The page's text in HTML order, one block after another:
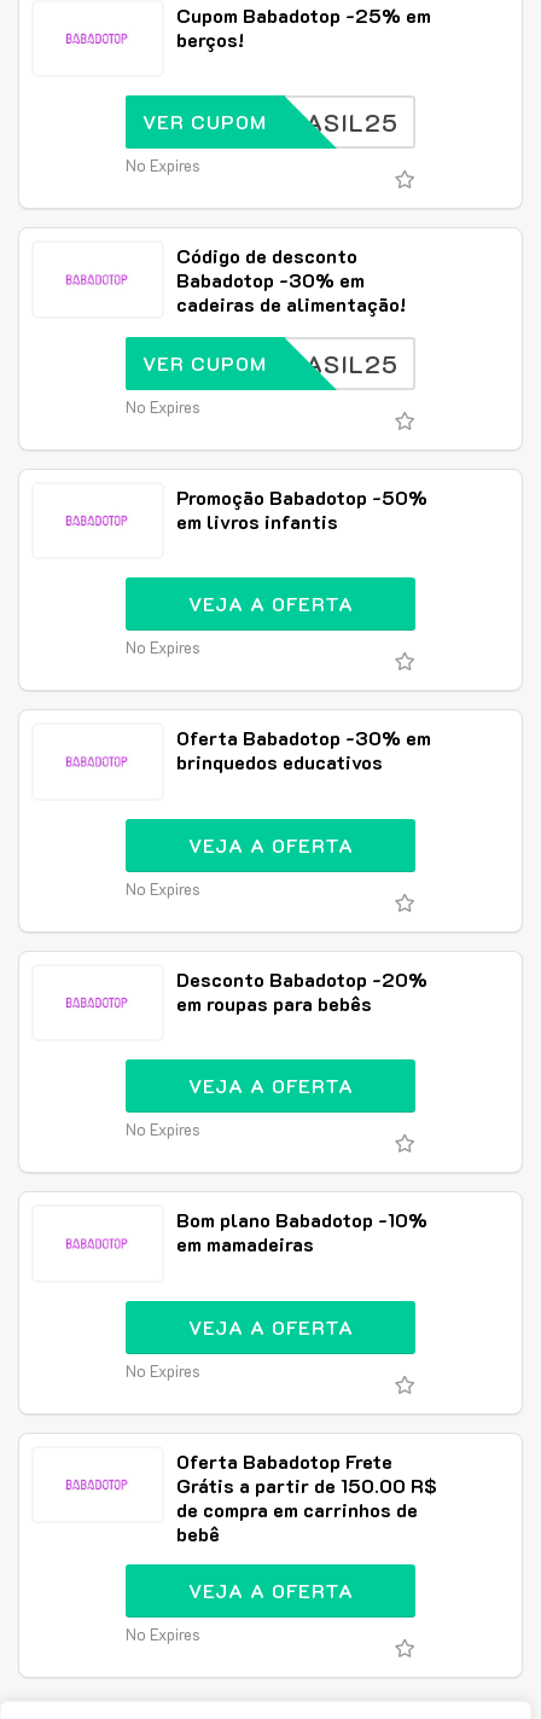
Cupom Babadotop -25% em
berços!
BRASIL25
VER CUPOM
No Expires
Código de desconto
Babadotop -30% em
cadeiras de alimentação!
BRASIL25
VER CUPOM
No Expires
Promoção Babadotop -50%
em livros infantis
VEJA A OFERTA
No Expires
Oferta Babadotop -30% em
brinquedos educativos
VEJA A OFERTA
No Expires
Desconto Babadotop -20%
em roupas para bebês
VEJA A OFERTA
No Expires
Bom plano Babadotop -10%
em mamadeiras
VEJA A OFERTA
No Expires
Oferta Babadotop Frete
Grátis a partir de 150.00 R$
de compra em carrinhos de
bebê
VEJA A OFERTA
No Expires